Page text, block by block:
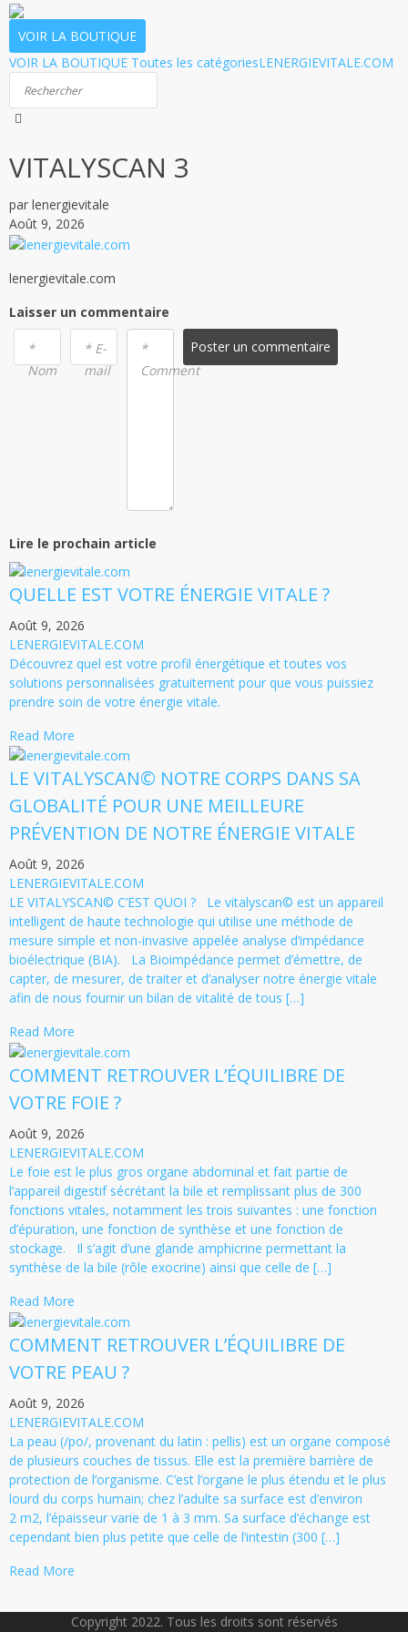
VOIR LA BOUTIQUE
VOIR LA BOUTIQUE Toutes les catégoriesLENERGIEVITALE.COM
VITALYSCAN 3
par lenergievitale
Août 9, 2026
lenergievitale.com
Laisser un commentaire
*
Nom
* E-
mail
*
Comment
Poster un commentaire
Lire le prochain article
QUELLE EST VOTRE ÉNERGIE VITALE ?
Août 9, 2026
LENERGIEVITALE.COM
Découvrez quel est votre profil énergétique et toutes vos
solutions personnalisées gratuitement pour que vous puissiez
prendre soin de votre énergie vitale.
Read More
LE VITALYSCAN© NOTRE CORPS DANS SA
GLOBALITÉ POUR UNE MEILLEURE
PRÉVENTION DE NOTRE ÉNERGIE VITALE
Août 9, 2026
LENERGIEVITALE.COM
LE VITALYSCAN© C’EST QUOI ? Le vitalyscan© est un appareil
intelligent de haute technologie qui utilise une méthode de
mesure simple et non-invasive appelée analyse d’impédance
bioélectrique (BIA). La Bioimpédance permet d’émettre, de
capter, de mesurer, de traiter et d’analyser notre énergie vitale
afin de nous fournir un bilan de vitalité de tous […]
Read More
COMMENT RETROUVER L’ÉQUILIBRE DE
VOTRE FOIE ?
Août 9, 2026
LENERGIEVITALE.COM
Le foie est le plus gros organe abdominal et fait partie de
l’appareil digestif sécrétant la bile et remplissant plus de 300
fonctions vitales, notamment les trois suivantes : une fonction
d’épuration, une fonction de synthèse et une fonction de
stockage. Il s’agit d’une glande amphicrine permettant la
synthèse de la bile (rôle exocrine) ainsi que celle de […]
Read More
COMMENT RETROUVER L’ÉQUILIBRE DE
VOTRE PEAU ?
Août 9, 2026
LENERGIEVITALE.COM
La peau (/po/, provenant du latin : pellis) est un organe composé
de plusieurs couches de tissus. Elle est la première barrière de
protection de l’organisme. C’est l’organe le plus étendu et le plus
lourd du corps humain; chez l’adulte sa surface est d’environ
2 m2, l’épaisseur varie de 1 à 3 mm. Sa surface d’échange est
cependant bien plus petite que celle de l’intestin (300 […]
Read More
Copyright 2022. Tous les droits sont réservés